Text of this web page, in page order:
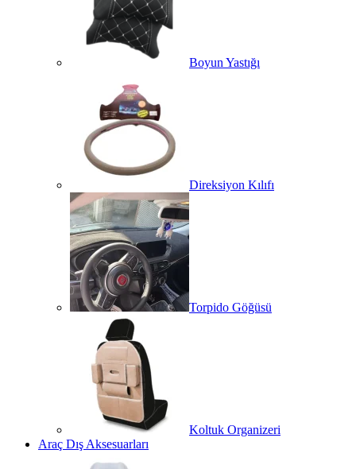
Boyun Yastığı
Direksiyon Kılıfı
Torpido Göğüsü
Koltuk Organizeri
Araç Dış Aksesuarları